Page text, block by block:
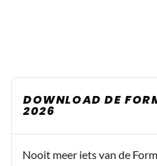
DOWNLOAD DE
2026
Nooit meer iets van de